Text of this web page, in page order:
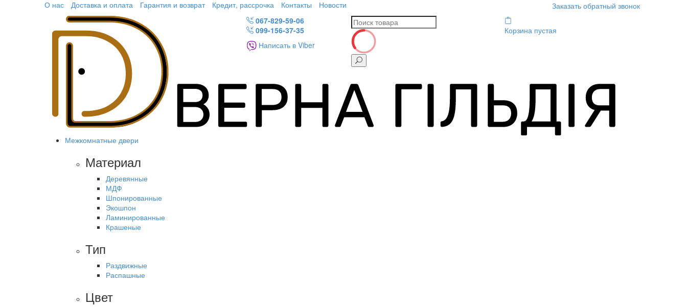
О нас Доставка и оплата Гарантия и возврат Кредит, рассрочка Контакты Новости
Заказать обратный звонок
067-829-59-06
099-156-37-35
Написать в Viber
Корзина пустая
Межкомнатные двери
Материал
Деревянные
МДФ
Шпонированные
Экошпон
Ламинированные
Крашеные
Тип
Раздвижные
Распашные
Цвет